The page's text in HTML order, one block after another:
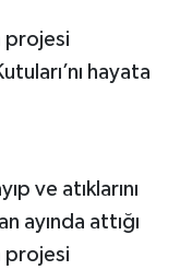
projesi
hayata
ve atıklarını
ayında attığı
projesi